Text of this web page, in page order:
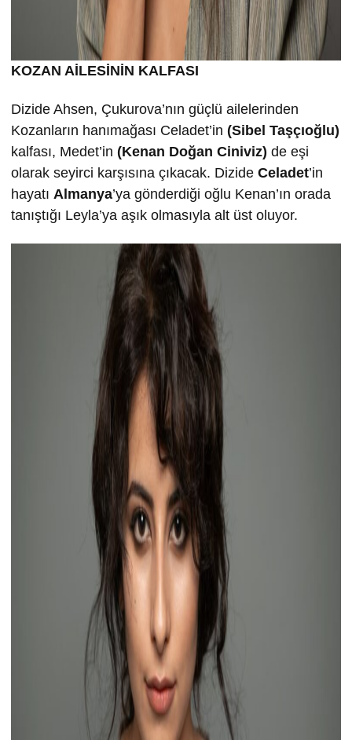
KOZAN AİLESİNİN KALFASI
Dizide Ahsen, Çukurova’nın güçlü ailelerinden
Kozanların hanımağası Celadet’in (Sibel Taşçıoğlu)
kalfası, Medet’in (Kenan Doğan Ciniviz) de eşi
olarak seyirci karşısına çıkacak. Dizide Celadet’in
hayatı Almanya’ya gönderdiği oğlu Kenan’ın orada
tanıştığı Leyla’ya aşık olmasıyla alt üst oluyor.